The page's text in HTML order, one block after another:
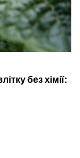
без хімії: